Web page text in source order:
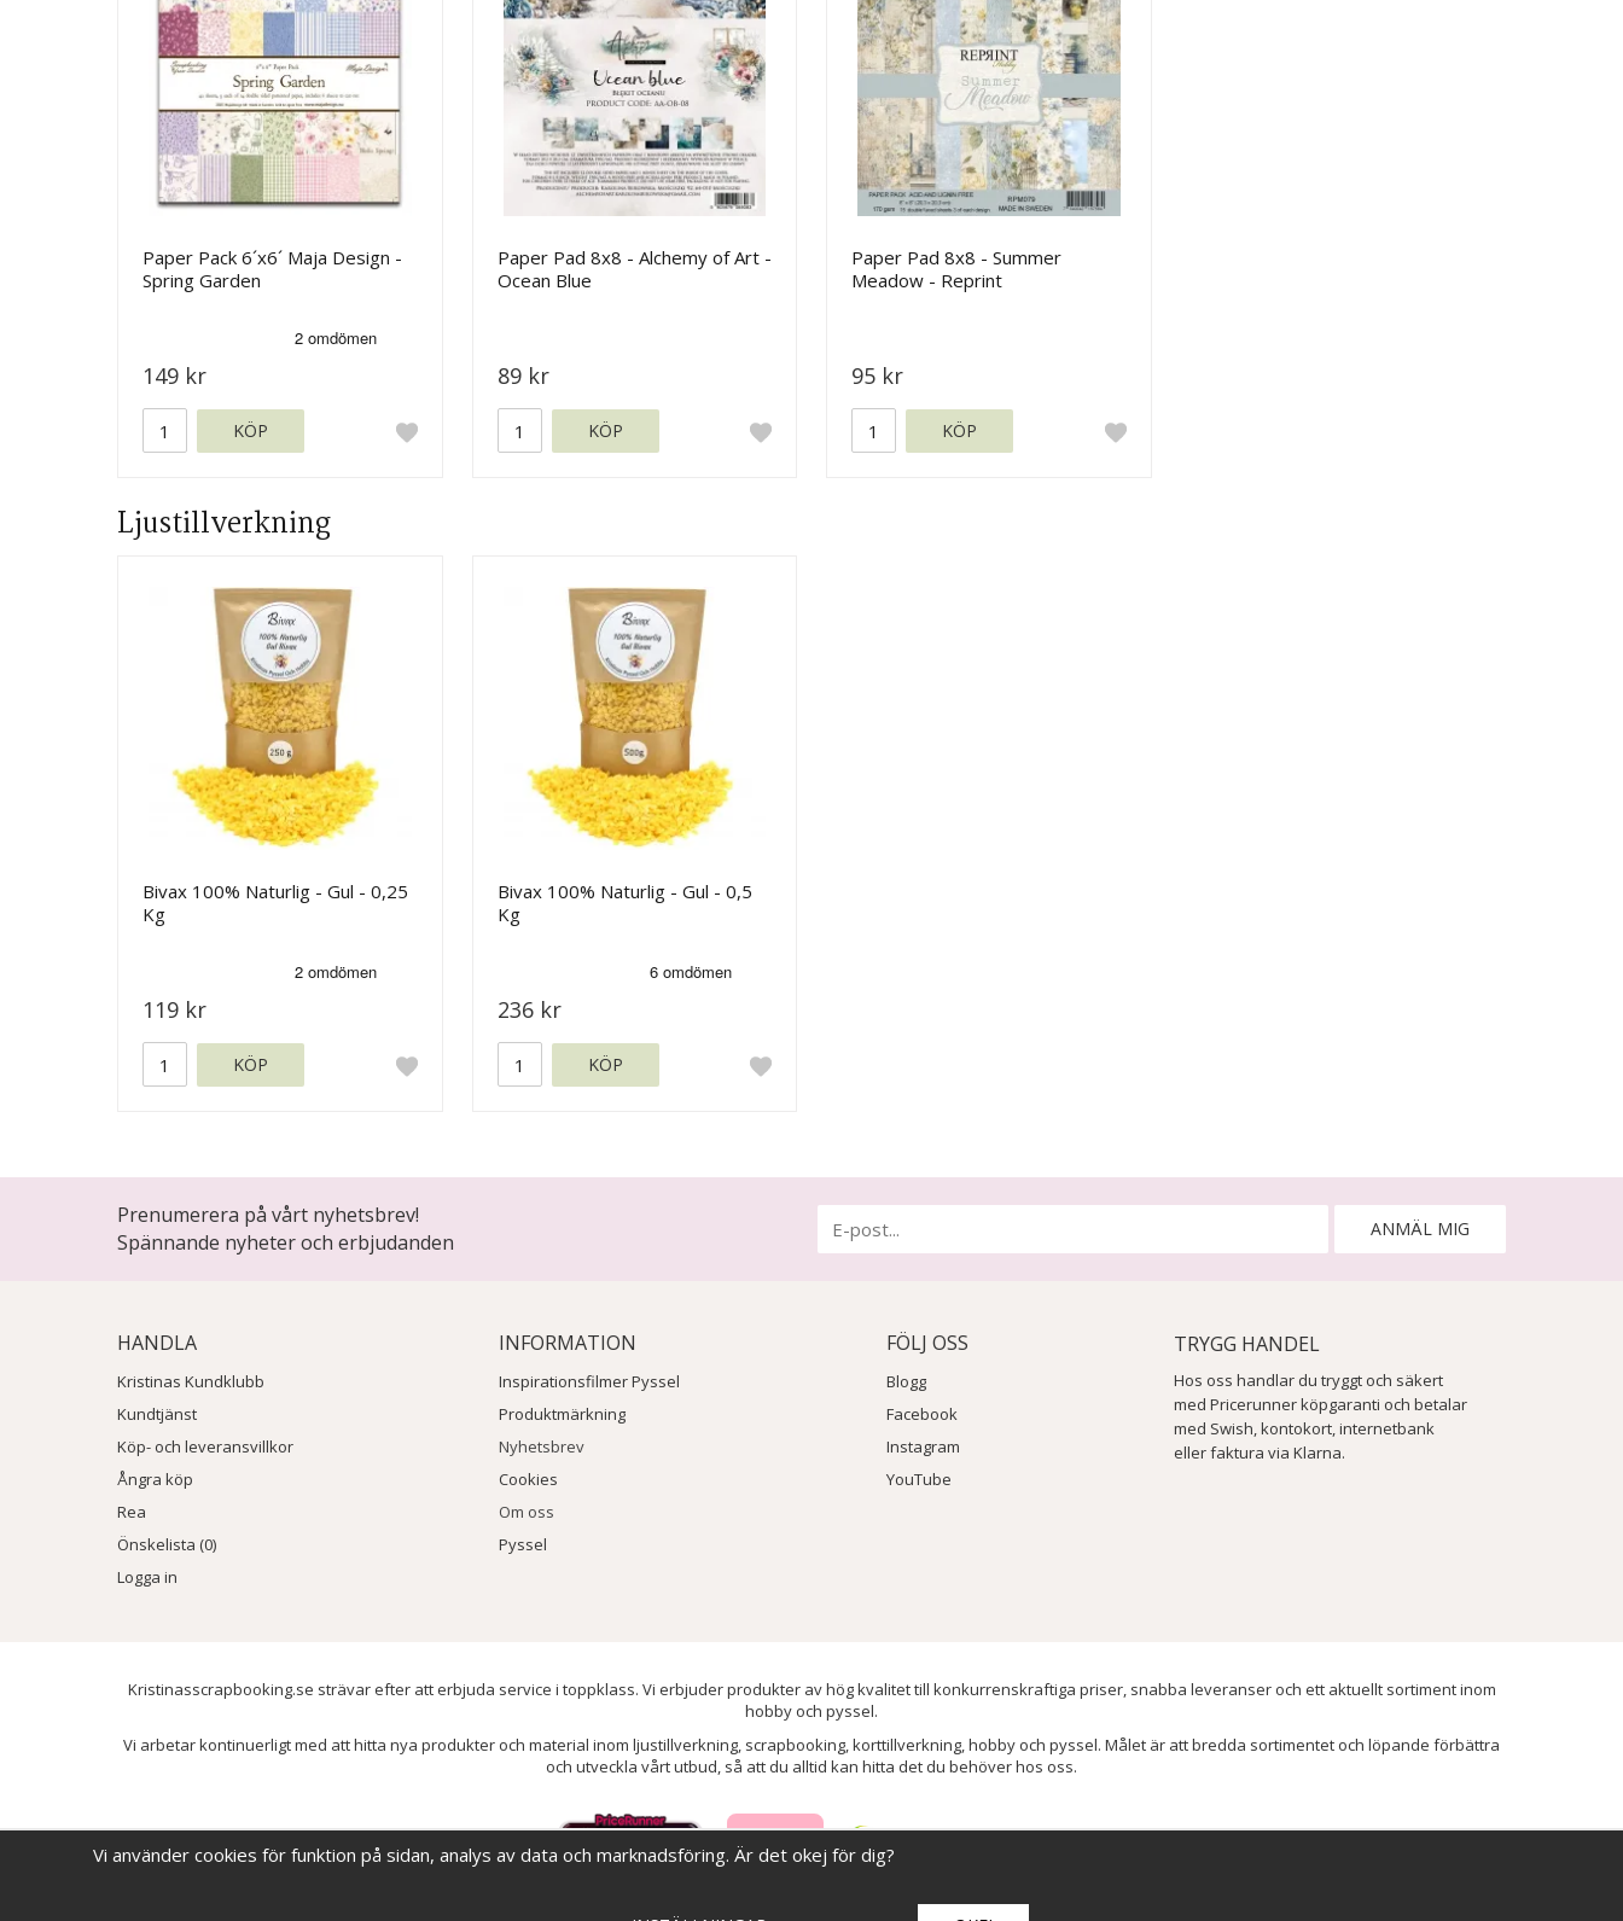
Paper Pack 6´x6´ Maja Design -
Spring Garden
149 kr
KÖP
Paper Pad 8x8 - Alchemy of Art -
Ocean Blue
89 kr
KÖP
Paper Pad 8x8 - Summer
Meadow - Reprint
95 kr
KÖP
Ljustillverkning
Bivax 100% Naturlig - Gul - 0,25
Kg
119 kr
KÖP
Bivax 100% Naturlig - Gul - 0,5
Kg
236 kr
KÖP
Prenumerera på vårt nyhetsbrev!
Spännande nyheter och erbjudanden
ANMÄL MIG
HANDLA
Kristinas Kundklubb
Kundtjänst
Köp- och leveransvillkor
Ångra köp
Rea
Önskelista (0)
Logga in
INFORMATION
Inspirationsfilmer Pyssel
Produktmärkning
Nyhetsbrev
Cookies
Om oss
Pyssel
FÖLJ OSS
Blogg
Facebook
Instagram
YouTube
TRYGG HANDEL
Hos oss handlar du tryggt och säkert
med Pricerunner köpgaranti och betalar
med Swish, kontokort, internetbank
eller faktura via Klarna.
Kristinasscrapbooking.se strävar efter att erbjuda service i toppklass. Vi erbjuder produkter av hög kvalitet till konkurrenskraftiga priser, snabba leveranser och ett aktuellt sortiment inom
hobby och pyssel.
Vi arbetar kontinuerligt med att hitta nya produkter och material inom ljustillverkning, scrapbooking, korttillverkning, hobby och pyssel. Målet är att bredda sortimentet och löpande förbättra
och utveckla vårt utbud, så att du alltid kan hitta det du behöver hos oss.
Vi använder cookies för funktion på sidan, analys av data och marknadsföring. Är det okej för dig?